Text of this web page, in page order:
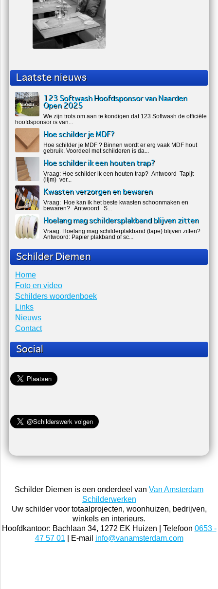
Laatste nieuws
123 Softwash Hoofdsponsor van Naarden
Open 2025
We zijn trots om aan te kondigen dat 123 Softwash de officiële
hoofdsponsor is van...
Hoe schilder je MDF?
Hoe schilder je MDF ? Binnen wordt er erg vaak MDF hout
gebruik. Voordeel met schilderen is da...
Hoe schilder ik een houten trap?
Vraag: Hoe schilder ik een houten trap? Antwoord Tapijt
(lijm) ver...
Kwasten verzorgen en bewaren
Vraag: Hoe kan ik het beste kwasten schoonmaken en
bewaren? Antwoord S...
Hoelang mag schildersplakband blijven zitten
Antwoord: Papier plakband of sc...
Schilder Diemen
Home
Foto en video
Schilders woordenboek
Links
Nieuws
Contact
Schilder Diemen is een onderdeel van
Schilderwerken
Uw schilder voor totaalprojecten, woonhuizen, bedrijven,
winkels en interieurs.
Hoofdkantoor: Bachlaan 34, 1272 EK Huizen | Telefoon